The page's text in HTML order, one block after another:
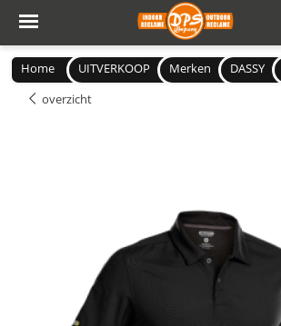
Home UITVERKOOP Merken DASSY
overzicht